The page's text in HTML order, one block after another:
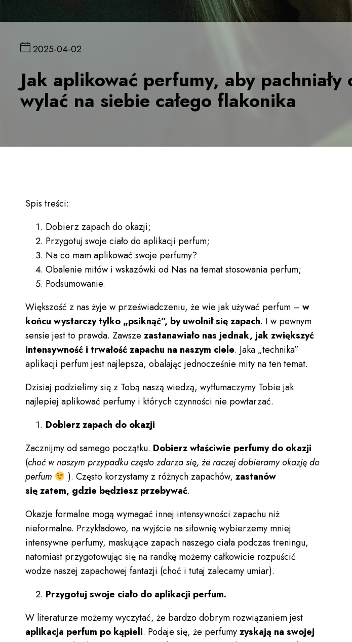
2025-04-02
Jak aplikować perfumy, aby
wylać na siebie całego flakonika
Spis treści:
Dobierz zapach do okazji;
Przygotuj swoje ciało do aplikacji perfum;
Na co mam aplikować swoje perfumy?
Obalenie mitów i wskazówki od Nas na temat stosowania perfum;
Podsumowanie.
Większość z nas żyje w przeświadczeniu, że wie jak używać perfum – w
końcu wystarczy tylko „psiknąć”, by uwolnił się zapach. I w pewnym
sensie jest to prawda. Zawsze zastanawiało nas jednak, jak zwiększyć
intensywność i trwałość zapachu na naszym ciele. Jaka „technika”
aplikacji perfum jest najlepsza, obalając jednocześnie mity na ten temat.
Dzisiaj podzielimy się z Tobą naszą wiedzą, wytłumaczymy Tobie jak
najlepiej aplikować perfumy i których czynności nie powtarzać.
Dobierz zapach do okazji
Zacznijmy od samego początku. Dobierz właściwie perfumy do okazji
(choć w naszym przypadku często zdarza się, że raczej dobieramy okazję do
perfum
). Często korzystamy z różnych zapachów, zastanów
się zatem, gdzie będziesz przebywać.
Okazje formalne mogą wymagać innej intensywności zapachu niż
nieformalne. Przykładowo, na wyjście na siłownię wybierzemy mniej
intensywne perfumy, maskujące zapach naszego ciała podczas treningu,
natomiast przygotowując się na randkę możemy całkowicie rozpuścić
wodze naszej zapachowej fantazji (choć i tutaj zalecamy umiar).
Przygotuj swoje ciało do aplikacji perfum.
W literaturze możemy wyczytać, że bardzo dobrym rozwiązaniem jest
aplikacja perfum po kąpieli. Podaje się, że perfumyzyskają na swojej